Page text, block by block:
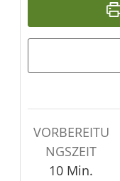
VORBEREITU
NGSZEIT
10Minuten
Min.